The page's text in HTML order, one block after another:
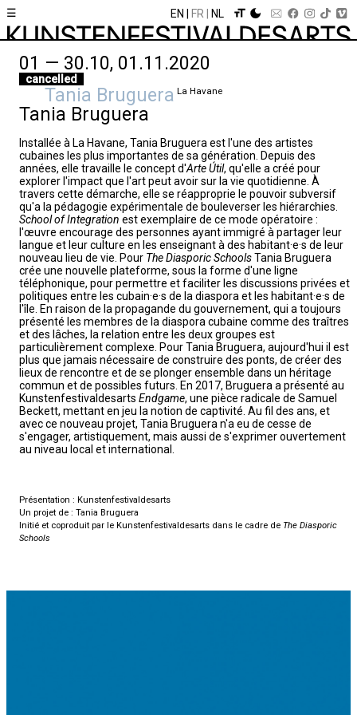
☰ EN FR NL
01 — 30.10, 01.11.2020
cancelled
Tania Bruguera La Havane
Tania Bruguera
Installée à La Havane, Tania Bruguera est l'une des artistes
cubaines les plus importantes de sa génération. Depuis des
années, elle travaille le concept d'Arte Útil, qu'elle a créé pour
explorer l'impact que l'art peut avoir sur la vie quotidienne. À
travers cette démarche, elle se réapproprie le pouvoir subversif
qu'a la pédagogie expérimentale de bouleverser les hiérarchies.
School of Integration est exemplaire de ce mode opératoire :
l'œuvre encourage des personnes ayant immigré à partager leur
langue et leur culture en les enseignant à des habitant·e·s de leur
nouveau lieu de vie. Pour The Diasporic SchoolsTania Bruguera
crée une nouvelle plateforme, sous la forme d'une ligne
téléphonique, pour permettre et faciliter les discussions privées et
politiques entre les cubain·e·s de la diaspora et les habitant·e·s de
l'île. En raison de la propagande du gouvernement, qui a toujours
présenté les membres de la diaspora cubaine comme des traîtres
et des lâches, la relation entre les deux groupes est
particulièrement complexe. Pour Tania Bruguera, aujourd'hui il est
plus que jamais nécessaire de construire des ponts, de créer des
lieux de rencontre et de se plonger ensemble dans un héritage
commun et de possibles futurs. En 2017, Bruguera a présenté au
Kunstenfestivaldesarts Endgame, une pièce radicale de Samuel
Beckett, mettant en jeu la notion de captivité. Au fil des ans, et
avec ce nouveau projet, Tania Bruguera n'a eu de cesse de
s'engager, artistiquement, mais aussi de s'exprimer ouvertement
au niveau local et international.
Présentation : Kunstenfestivaldesarts
Un projet de : Tania Bruguera
Initié et coproduit par le Kunstenfestivaldesarts dans le cadre de The Diasporic
Schools